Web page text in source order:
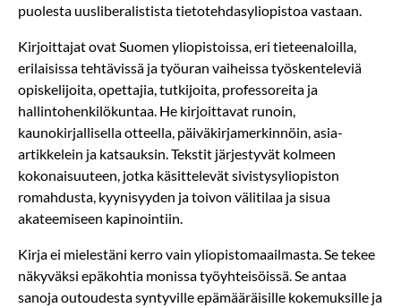
puolesta uusliberalistista tietotehdasyliopistoa vastaan.
Kirjoittajat ovat Suomen yliopistoissa, eri tieteenaloilla,
erilaisissa tehtävissä ja työuran vaiheissa työskenteleviä
opiskelijoita, opettajia, tutkijoita, professoreita ja
hallintohenkilökuntaa. He kirjoittavat runoin,
kaunokirjallisella otteella, päiväkirjamerkinnöin, asia-
artikkelein ja katsauksin. Tekstit järjestyvät kolmeen
kokonaisuuteen, jotka käsittelevät sivistysyliopiston
romahdusta, kyynisyyden ja toivon välitilaa ja sisua
akateemiseen kapinointiin.
Kirja ei mielestäni kerro vain yliopistomaailmasta. Se tekee
näkyväksi epäkohtia monissa työyhteisöissä. Se antaa
sanoja outoudesta syntyville epämääräisille kokemuksille ja